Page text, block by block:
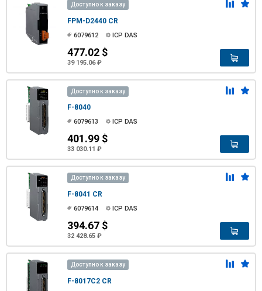
Доступно к заказу
FPM-D2440 CR
6079612 ICP DAS
477.02 $
39 195.06 ₽
Доступно к заказу
F-8040
6079613 ICP DAS
401.99 $
33 030.11 ₽
Доступно к заказу
F-8041 CR
6079614 ICP DAS
394.67 $
32 428.65 ₽
Доступно к заказу
F-8017C2 CR